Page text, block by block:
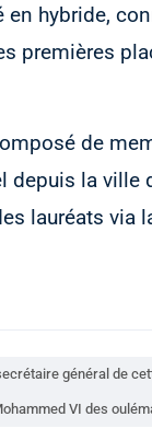
en hybride,
premières
de
depuis la ville
lauréats via
général de
VI des